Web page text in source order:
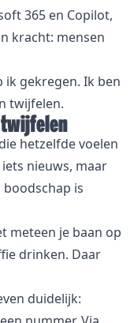
365 en Copilot,
kracht: mensen
ik gekregen. Ik ben
twijfelen.
twijfelen
hetzelfde voelen
nieuws, maar
is
meteen je baan op
drinken. Daar
duidelijk: